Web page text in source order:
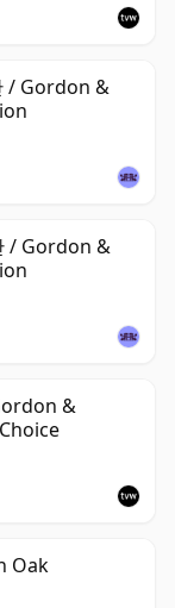
/ Gordon &
/ Gordon &
&
Oak